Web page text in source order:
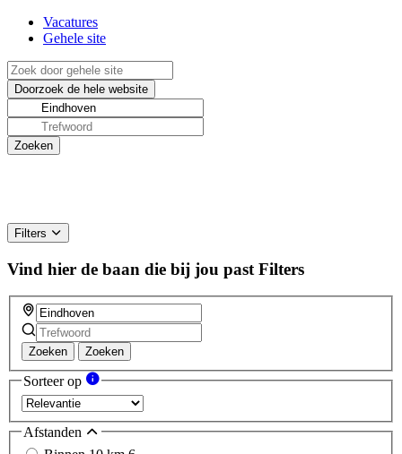
Vacatures
Gehele site
Filters
Vind hier de baan die bij jou past Filters
Zoeken Zoeken
Sorteer op
Afstanden